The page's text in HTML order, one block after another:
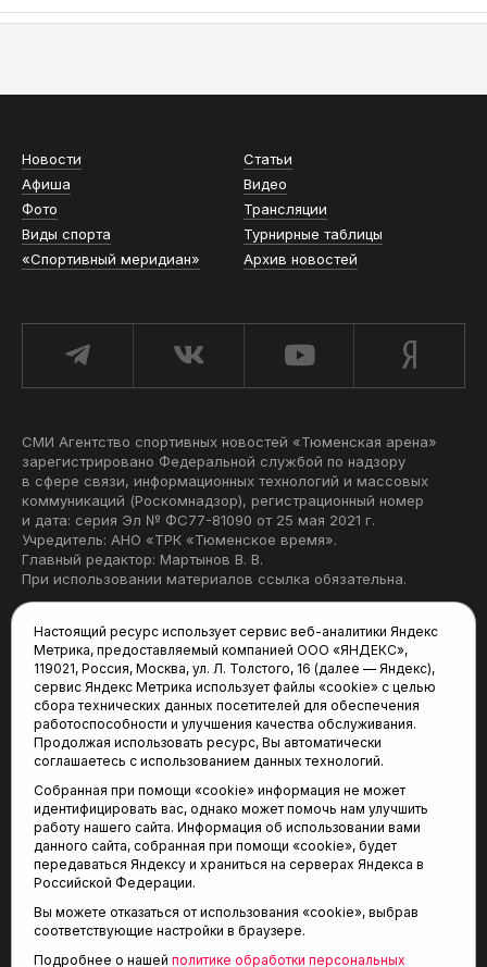
Новости
Статьи
Афиша
Видео
Фото
Трансляции
Виды спорта
Турнирные таблицы
«Спортивный меридиан»
Архив новостей
СМИ Агентство спортивных новостей «Тюменская арена»
зарегистрировано Федеральной службой по надзору
в сфере связи, информационных технологий и массовых
коммуникаций (Роскомнадзор), регистрационный номер
и дата: серия Эл № ФС77-81090 от 25 мая 2021 г.
Учредитель: АНО «ТРК «Тюменское время».
Главный редактор: Мартынов В. В.
При использовании материалов ссылка обязательна.
Редакция:
625035, Тюмень, пр. Геологоразведчиков, 28А
(3452) 68-22-28
tum-arena@mail.ru
Отдел продаж:
(3452) 68-89-78
kotovaev@sibinformburo.ru
Настоящий ресурс использует сервис веб-аналитики Яндекс
Метрика, предоставляемый компанией ООО «ЯНДЕКС»,
119021, Россия, Москва, ул. Л. Толстого, 16 (далее — Яндекс),
сервис Яндекс Метрика использует файлы «cookie» с целью
сбора технических данных посетителей для обеспечения
работоспособности и улучшения качества обслуживания.
Продолжая использовать ресурс, Вы автоматически
соглашаетесь с использованием данных технологий.
Собранная при помощи «cookie» информация не может
идентифицировать вас, однако может помочь нам улучшить
работу нашего сайта. Информация об использовании вами
данного сайта, собранная при помощи «cookie», будет
передаваться Яндексу и храниться на серверах Яндекса в
Российской Федерации.
Вы можете отказаться от использования «cookie», выбрав
соответствующие настройки в браузере.
Подробнее о нашей политике обработки персональных